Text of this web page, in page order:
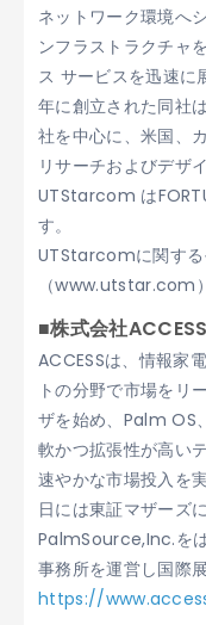
ネットワーク環境へ
ンフラストラクチャ
ス サービスを迅速に
年に創立された同社
社を中心に、米国、
リサーチおよびデザ
UTStarcom は
す。
UTStarcomに関する
（www.utstar.com
■株式会社
ACCESSは、情報家
トの分野で市場をリ
ザを始め、Palm OS
軟かつ拡張性が高い
速やかな市場投入を
日には東証マザーズ
PalmSource,Inc.をは
事務所を運営し国際
https://